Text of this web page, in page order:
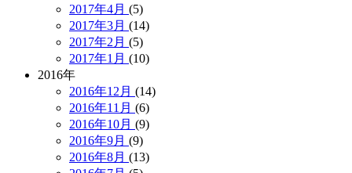
2017年4月 (5)
2017年3月 (14)
2017年2月 (5)
2017年1月 (10)
2016年
2016年12月 (14)
2016年11月 (6)
2016年10月 (9)
2016年9月 (9)
2016年8月 (13)